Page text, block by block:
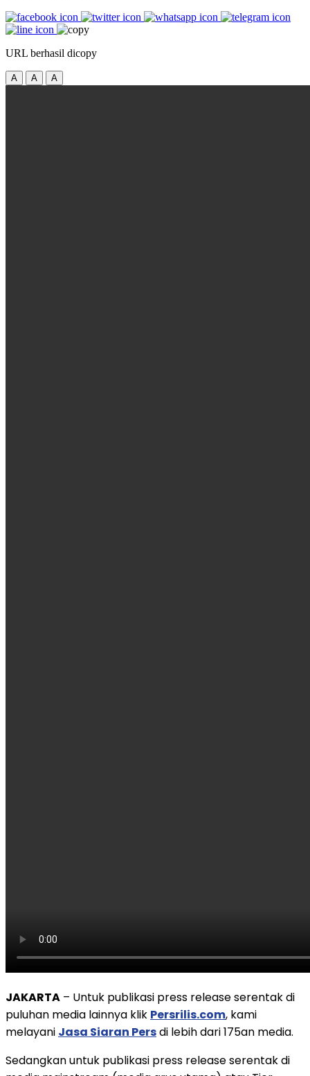
URL berhasil dicopy
A A A
JAKARTA – Untuk publikasi press release serentak di
puluhan media lainnya klik Persrilis.com, kami
melayani Jasa Siaran Persdi lebih dari 175an media.
Sedangkan untuk publikasi press release serentak di